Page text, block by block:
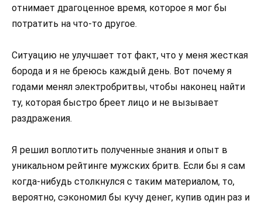
отнимает драгоценное время, которое я мог бы
потратить на что-то другое.
Ситуацию не улучшает тот факт, что у меня жесткая
борода и я не бреюсь каждый день. Вот почему я
годами менял электробритвы, чтобы наконец найти
ту, которая быстро бреет лицо и не вызывает
раздражения.
Я решил воплотить полученные знания и опыт в
уникальном рейтинге мужских бритв. Если бы я сам
когда-нибудь столкнулся с таким материалом, то,
вероятно, сэкономил бы кучу денег, купив один раз и